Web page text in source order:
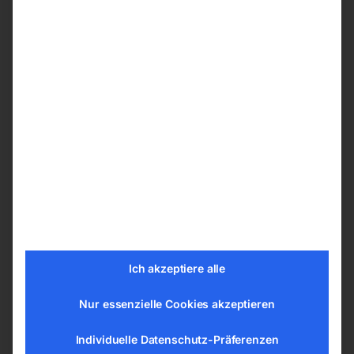
Durchrostung auf innen und außen
feuerverzinkten Druckluftbehälter
Hubwagen bewegt werden
Ich akzeptiere alle
Nur essenzielle Cookies akzeptieren
Individuelle Datenschutz-Präferenzen